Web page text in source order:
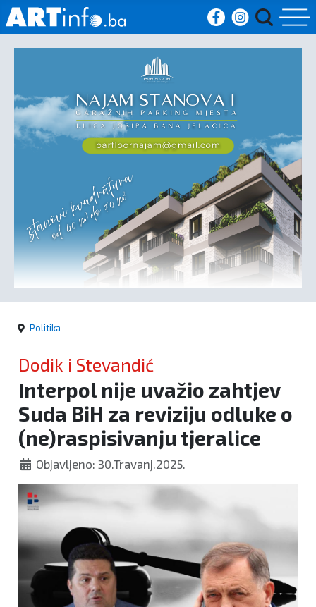
Vijesti
Sport
Crna
kronika
Politika
Politika
Dodik i Stevandić
Interpol nije uvažio zahtjev
Suda BiH za reviziju odluke o
(ne)raspisivanju tjeralice
Objavljeno: 30.Travanj.2025.